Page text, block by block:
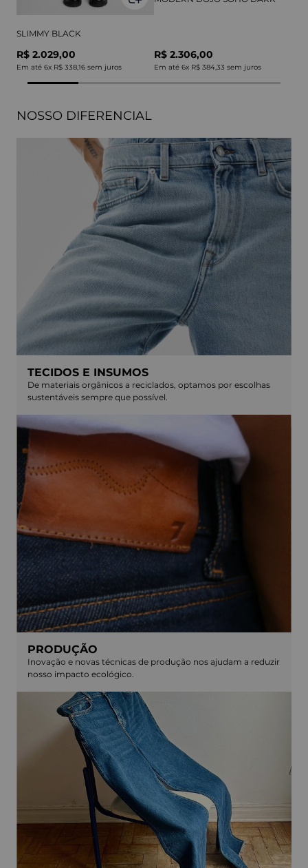
SLIMMY BLACK
R$ 2.029,00
Em até 6x R$ 338,16 sem juros
R$ 2.306,00
Em até 6x R$ 384,33 sem juros
NOSSO DIFERENCIAL
TECIDOS E INSUMOS
De materiais orgânicos a reciclados, optamos por escolhas
sustentáveis sempre que possível.
PRODUÇÃO
Inovação e novas técnicas de produção nos ajudam a reduzir
nosso impacto ecológico.